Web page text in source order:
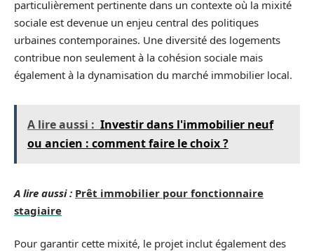
particulièrement pertinente dans un contexte où la mixité
sociale est devenue un enjeu central des politiques
urbaines contemporaines. Une diversité des logements
contribue non seulement à la cohésion sociale mais
également à la dynamisation du marché immobilier local.
A lire aussi : Investir dans l'immobilier neuf
ou ancien : comment faire le choix ?
A lire aussi : Prêt immobilier pour fonctionnaire
stagiaire
Pour garantir cette mixité, le projet inclut également des